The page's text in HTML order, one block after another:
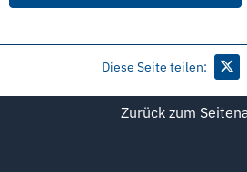
Diese Seite teilen:
Zurück zum